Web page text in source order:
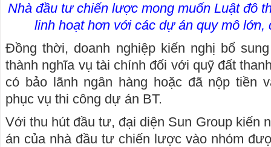
Nhà đầu tư chiến lược mong muốn Luật đô
linh hoạt hơn với các dự án quy mô lớn,
Đồng thời, doanh nghiệp kiến nghị bổ
thành nghĩa vụ tài chính đối với quỹ đất
có bảo lãnh ngân hàng hoặc đã nộp tiền
phục vụ thi công dự án BT.
Với thu hút đầu tư, đại diện Sun Group kiến
án của nhà đầu tư chiến lược vào nhóm